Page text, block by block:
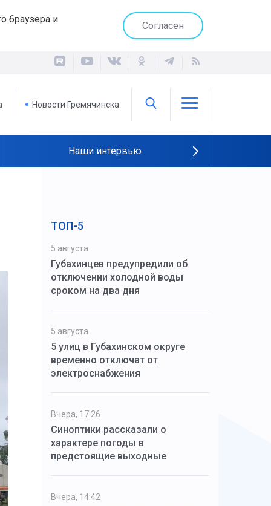
браузера и
Согласен
Новости Гремячинска
Наши интервью
ТОП-5
5 августа
Губахинцев предупредили об
отключении холодной воды
сроком на два дня
5 августа
5 улиц в Губахинском округе
временно отключат от
электроснабжения
Вчера, 17:26
Синоптики рассказали о
характере погоды в
предстоящие выходные
Вчера, 14:42